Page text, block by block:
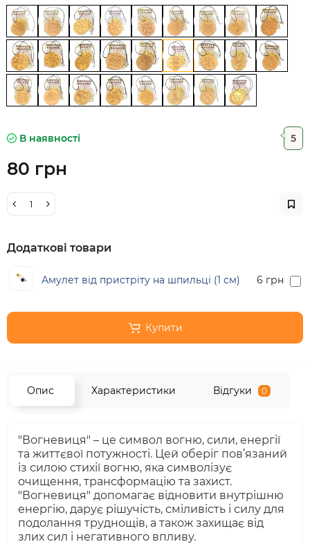
В наявності 5
80 грн
Додаткові товари
Амулет від пристріту на шпильці (1 см) 6 грн
Купити
Опис Характеристики Відгуки 0
"Вогневиця" – це символ вогню, сили, енергії
та життєвої потужності. Цей оберіг пов’язаний
із силою стихії вогню, яка символізує
очищення, трансформацію та захист.
"Вогневиця" допомагає відновити внутрішню
енергію, дарує рішучість, сміливість і силу для
подолання труднощів, а також захищає від
злих сил і негативного впливу.